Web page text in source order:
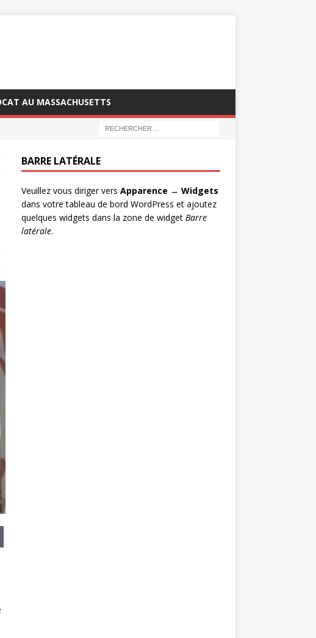
AU MASSACHUSETTS
BARRE LATÉRALE
Veuillez vous diriger vers Apparence → Widgets
dans votre tableau de bord WordPress et ajoutez
quelques widgets dans la zone de widget Barre
latérale.